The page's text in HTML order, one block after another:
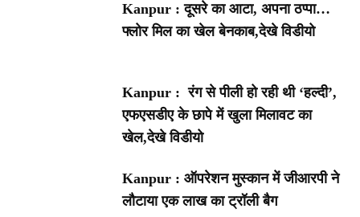
Kanpur : दूसरे का आटा, अपना ठप्पा…
फ्लोर मिल का खेल बेनकाब,देखे विडीयो
Kanpur : रंग से पीली हो रही थी ‘हल्दी’,
एफएसडीए के छापे में खुला मिलावट का
खेल,देखे विडीयो
Kanpur : ऑपरेशन मुस्कान में जीआरपी ने
लौटाया एक लाख का ट्रॉली बैग